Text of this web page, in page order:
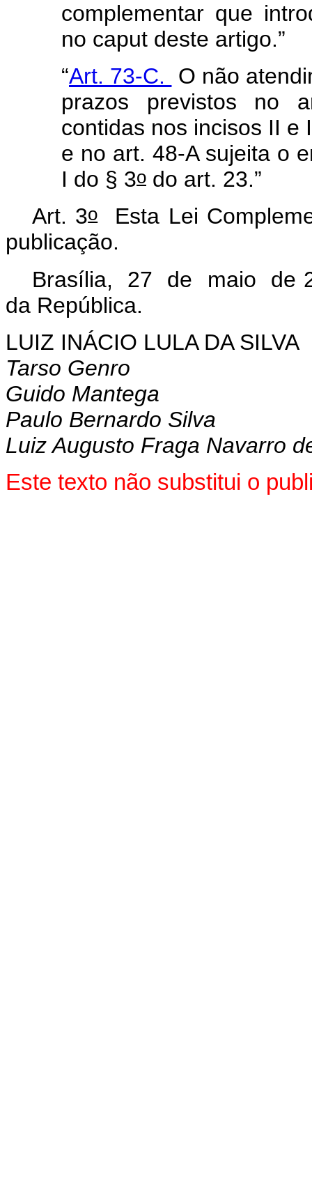
complementar que
no caput deste artigo.”
“Art. 73-C.
O não
prazos previstos no
contidas nos incisos II e
e no art. 48-A sujeita o
I do § 3o do art. 23.”
Art. 3oEsta Lei
publicação.
Brasília, 27 de maio de
da República.
LUIZ INÁCIO LULA DA SILVA
Tarso Genro
Guido Mantega
Paulo Bernardo Silva
Luiz Augusto Fraga Navarro
Este texto não substitui o